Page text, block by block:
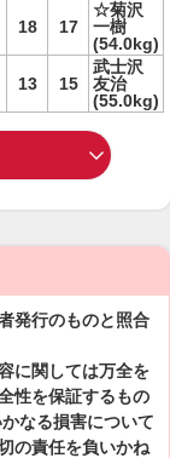
18 17
☆菊沢
一樹
(54.0kg)
13 15
武士沢
友治
(55.0kg)
発行のものと照合
に関しては万全を
性を保証するもの
なる損害について
の責任を負いかね